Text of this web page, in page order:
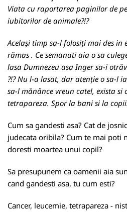
Viata cu raportarea paginilor de
iubitorilor de animale?!?
Același timp sa-l folosiți mai des
rămas . Ce semanati aia o sa
lasa Dumnezeu asa Inger sa-i
?!? Nu l-a lasat, dar atenție o sa-l
sa-l mănânce vreun catel, exista si
tetrapareza. Spor la bani si la
Cum sa gandesti asa? Cat de
judecata oribila? Cum te mai poti
doresti moartea unui copil?
Sa presupunem ca oamenii aia
cand gandesti asa, tu cum esti?
Cancer, leucemie, tetrapareza -